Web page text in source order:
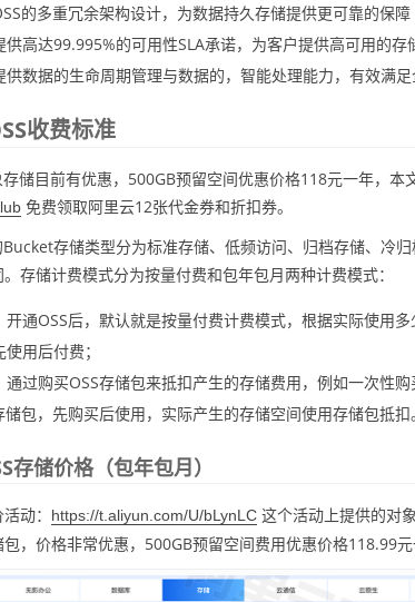
的多重冗余架构设计，为数据持久存储提供更可靠的保障
供高达99.995%的可用性SLA承诺，为客户提供高可用的存
供数据的生命周期管理与数据的，智能处理能力，有效满
收费标准
存储目前有优惠，500GB预留空间优惠价格118元一年，
免费领取阿里云12张代金券和折扣券。
Bucket存储类型分为标准存储、低频访问、归档存储、冷
存储计费模式分为按量付费和包年包月两种计费模式：
开通OSS后，默认就是按量付费计费模式，根据实际使用
用后付费；
通过购买OSS存储包来抵扣产生的存储费用，例如一次性购
储包，先购买后使用，实际产生的存储空间使用存储包抵扣。
存储价格（包年包月）
动： https://t.aliyun.com/U/bLynLC 这个活动上提供的对
，价格非常优惠，500GB预留空间费用优惠价格118.99元